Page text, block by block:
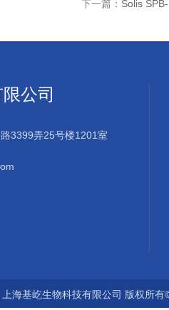
下一篇： Solis
公司
3399弄25号楼1201室
上海基屹生物科技有限公司 版权所